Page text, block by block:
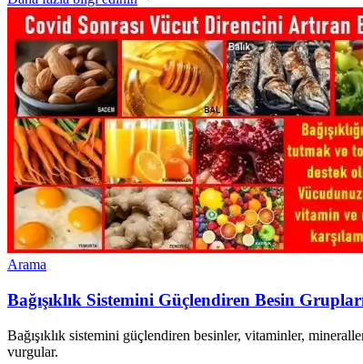
Arama
Bağışıklık Sistemini Güçlendiren Besin
Bağışıklık sistemini güçlendiren besinler, vitaminler,
vurgular.